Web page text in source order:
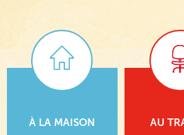
À LA MAISON AU